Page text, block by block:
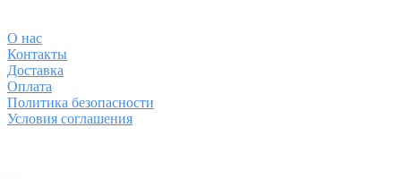
О нас
Контакты
Доставка
Оплата
Политика безопасности
Условия соглашения